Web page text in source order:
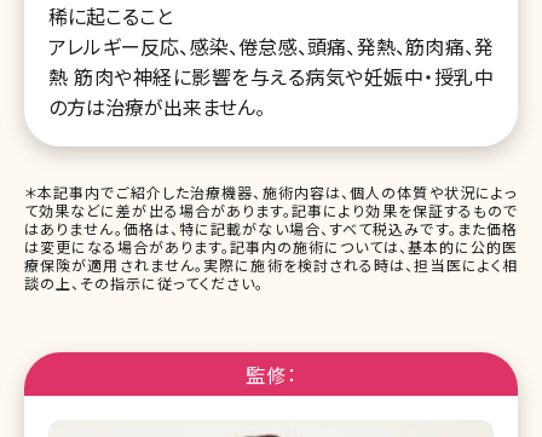
稀に起こること
アレルギー反応、感染、倦怠感、頭痛、発熱、筋肉痛、発
熱 筋肉や神経に影響を与える病気や妊娠中・授乳中
の方は治療が出来ません。
＊本記事内でご紹介した治療機器、施術内容は、個人の体質や状況によっ
て効果などに差が出る場合があります。記事により効果を保証するもので
はありません。価格は、特に記載がない場合、すべて税込みです。また価格
は変更になる場合があります。記事内の施術については、基本的に公的医
療保険が適用されません。実際に施術を検討される時は、担当医によく相
談の上、その指示に従ってください。
監修：